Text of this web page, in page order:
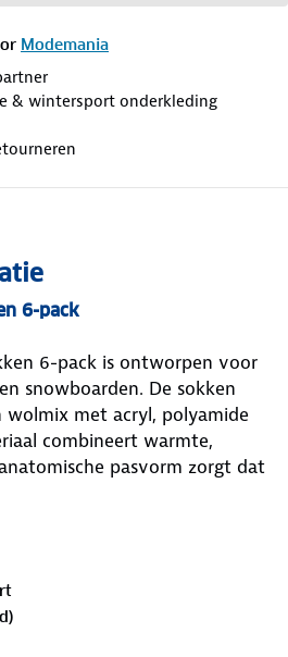
Modemania
& wintersport onderkleding
6-pack
6-pack is ontworpen voor
snowboarden. De sokken
wolmix met acryl, polyamide
combineert warmte,
pasvorm zorgt dat
te zakken.
zijn verkrijgbaar in
De skisokken zijn
de piste en in koude